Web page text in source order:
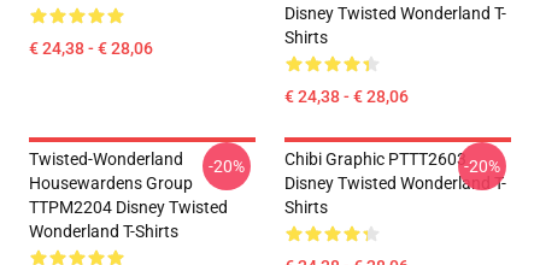
€ 24,38 - € 28,06
Disney Twisted Wonderland T-
Shirts
€ 24,38 - € 28,06
Twisted-Wonderland
Housewardens Group
TTPM2204 Disney Twisted
Wonderland T-Shirts
-20%
Chibi Graphic PTTT2603
Disney Twisted Wonderland T-
Shirts
-20%